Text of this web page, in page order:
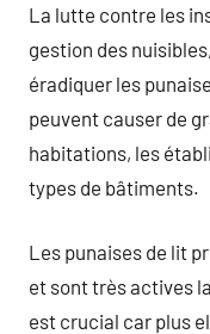
La lutte contre les
gestion des
éradiquer les
peuvent causer de
habitations, les
types de bâtiments.
Les punaises de lit
et sont très actives
est crucial car plus